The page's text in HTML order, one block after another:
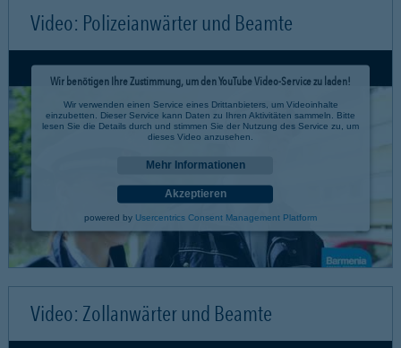
Video: Polizeianwärter und Beamte
Wir benötigen Ihre Zustimmung, um den YouTube Video-Service zu laden!
Wir verwenden einen Service eines Drittanbieters, um Videoinhalte
einzubetten. Dieser Service kann Daten zu Ihren Aktivitäten sammeln. Bitte
lesen Sie die Details durch und stimmen Sie der Nutzung des Service zu, um
dieses Video anzusehen.
Mehr Informationen
Akzeptieren
powered by Usercentrics Consent Management Platform
Video: Zollanwärter und Beamte